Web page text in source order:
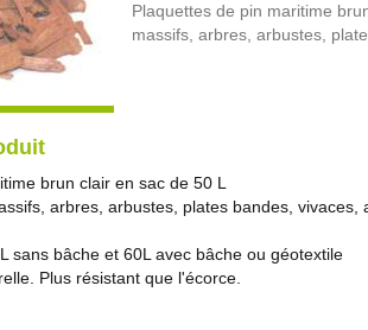
Plaquettes de pin maritime
massifs, arbres, arbustes,
brun clair en sac de 50 L
arbres, arbustes, plates bandes, vivaces,
sans bâche et 60L avec bâche ou géotextile
Plus résistant que l'écorce.